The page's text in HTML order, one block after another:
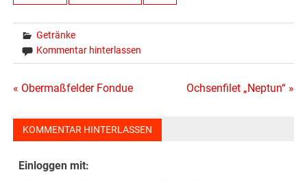
Getränke
Kommentar hinterlassen
Beitragsnavigation
« Obermaßfelder Fondue Ochsenfilet „Neptun“ »
KOMMENTAR HINTERLASSEN
Einloggen mit: